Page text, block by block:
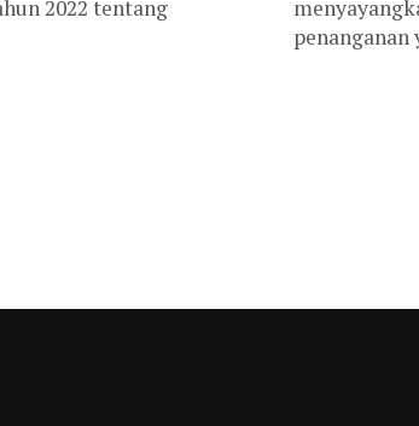
2022 tentang
penanganan